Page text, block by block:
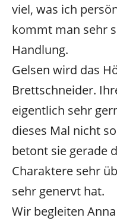
viel, was ich
kommt man sehr
Handlung.
Gelsen wird das
Brettschneider.
eigentlich sehr
dieses Mal nicht
betont sie gerade
Charaktere sehr
sehr genervt hat.
Wir begleiten